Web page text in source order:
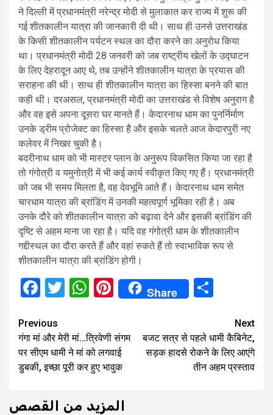
ने दिल्ली में प्रधानमंत्री नरेन्द्र मोदी से मुलाकात कर राज्य में शुरू की
गई शीतकालीन यात्रा की जानकारी दी थी। साथ ही उनसे उत्तराखंड
के किसी शीतकालीन पर्यटन स्थल का दौरा करने का अनुरोध किया
था। प्रधानमंत्री मोदी 28 जनवरी को जब राष्ट्रीय खेलों के उद्घाटन
के लिए देहरादून आए थे, तब उन्होंने शीतकालीन यात्रा के प्रयास की
सराहना की थी। साथ ही शीतकालीन यात्रा का हिस्सा बनने की बात
कही थी। दरअसल, प्रधानमंत्री मोदी का उत्तराखंड से विशेष अनुराग है
और वह इसे अपना दूसरा घर मानते हैं। केदारनाथ धाम का पुनर्निर्माण
उनके ड्रीम प्रोजेक्ट का हिस्सा है और इसके चलते आज केदारपुरी नए
कलेवर में निखर चुकी है।
बदरीनाथ धाम को भी मास्टर प्लान के अनुरूप विकसित किया जा रहा है
तो गंगोत्री व यमुनोत्री में भी कई कार्य स्वीकृत किए गए हैं। प्रधानमंत्री
को जब भी समय मिलता है, वह देवभूमि आते हैं। केदारनाथ धाम समेत
चारधाम यात्रा की ब्रांडिंग में उनकी महत्वपूर्ण भूमिका रही है। अब
उनके दौरे को शीतकालीन यात्रा को बढ़ावा देने और इसकी ब्रांडिंग की
दृष्टि से अहम माना जा रहा है। यदि वह गंगोत्री धाम के शीतकालीन
गद्दीस्थल का दौरा करते हैं और वहां रुकते हैं तो स्वाभाविक रूप से
शीतकालीन यात्रा की ब्रांडिंग होगी।
Facebook
TwitterWhatsApp
Pinterest
Share
Continue
Reading
Previous
गंगा मां और मेरी मां…त्रिवेणी संगम
पर सीएम धामी ने मां को लगवाई
डुबकी, इच्छा पूरी कर हुए भावुक
Next
बजट सत्र से पहले धामी कैबिनेट,
सड़क हादसे रोकने के लिए आएंगे
तीन अहम प्रस्ताव
المزيد من القصص